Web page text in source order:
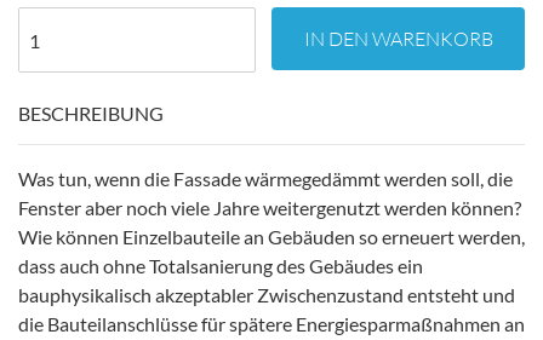
IN DEN WARENKORB
BESCHREIBUNG
Was tun, wenn die Fassade wärmegedämmt werden soll, die
Fenster aber noch viele Jahre weitergenutzt werden können?
Wie können Einzelbauteile an Gebäuden so erneuert werden,
dass auch ohne Totalsanierung des Gebäudes ein
bauphysikalisch akzeptabler Zwischenzustand entsteht und
die Bauteilanschlüsse für spätere Energiesparmaßnahmen an